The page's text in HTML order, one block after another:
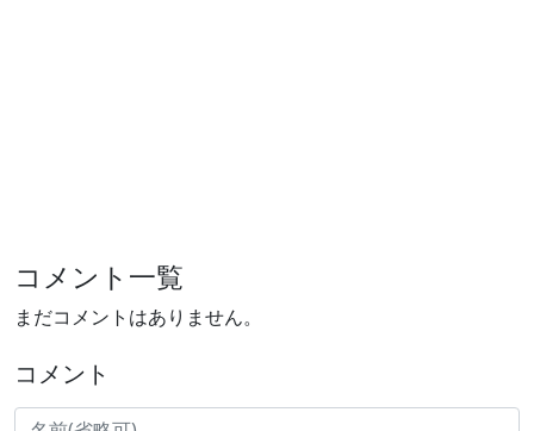
コメント一覧
まだコメントはありません。
コメント